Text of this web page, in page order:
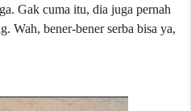
Gak cuma itu, dia juga pernah
Wah, bener-bener serba bisa ya,